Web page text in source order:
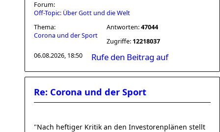
Forum:
Off-Topic: Über Gott und die Welt
Thema:
Corona und der Sport
Antworten:47044
Zugriffe: 12218037
06.08.2026, 18:50
Rufe den Beitrag auf
Re: Corona und der Sport
"Nach heftiger Kritik an den Investorenplänen stellt